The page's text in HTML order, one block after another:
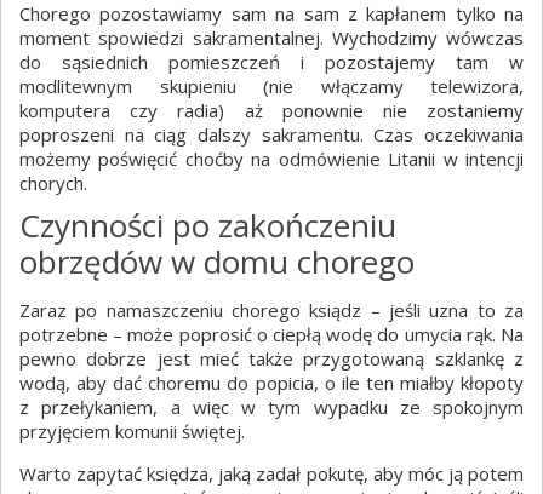
Chorego pozostawiamy sam na sam z kapłanem tylko na
moment spowiedzi sakramentalnej. Wychodzimy wówczas
do sąsiednich pomieszczeń i pozostajemy tam w
modlitewnym skupieniu (nie włączamy telewizora,
komputera czy radia) aż ponownie nie zostaniemy
poproszeni na ciąg dalszy sakramentu. Czas oczekiwania
możemy poświęcić choćby na odmówienie Litanii w intencji
chorych.
Czynności po zakończeniu
obrzędów w domu chorego
Zaraz po namaszczeniu chorego ksiądz – jeśli uzna to za
potrzebne – może poprosić o ciepłą wodę do umycia rąk. Na
pewno dobrze jest mieć także przygotowaną szklankę z
wodą, aby dać choremu do popicia, o ile ten miałby kłopoty
z przełykaniem, a więc w tym wypadku ze spokojnym
przyjęciem komunii świętej.
Warto zapytać księdza, jaką zadał pokutę, aby móc ją potem